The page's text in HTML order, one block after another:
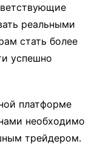
реальными
стать более
успешно
платформе
необходимо
трейдером.